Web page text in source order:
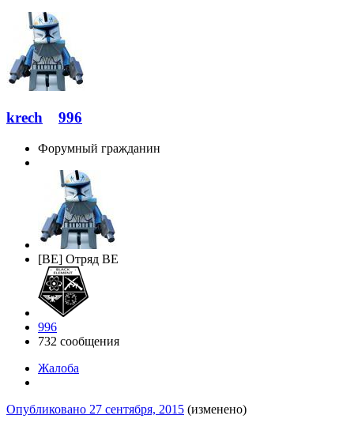
krech 996
Форумный гражданин
[BE] Отряд BE
996
732 сообщения
Жалоба
Опубликовано 27 сентября, 2015 (изменено)